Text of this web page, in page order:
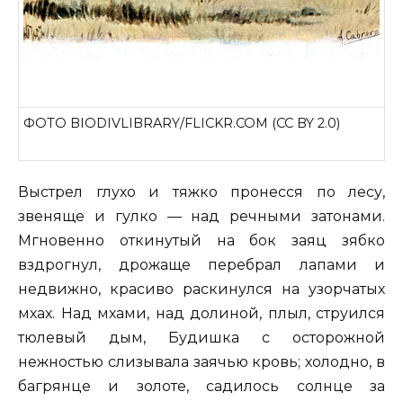
ФОТО BIODIVLIBRARY/FLICKR.COM (CC BY 2.0)
Выстрел глухо и тяжко пронесся по лесу,
звеняще и гулко — над речными затонами.
Мгновенно откинутый на бок заяц зябко
вздрогнул, дрожаще перебрал лапами и
недвижно, красиво раскинулся на узорчатых
мхах. Над мхами, над долиной, плыл, струился
тюлевый дым, Будишка с осторожной
нежностью слизывала заячью кровь; холодно, в
багрянце и золоте, садилось солнце за